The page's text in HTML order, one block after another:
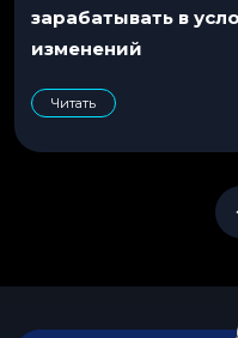
зарабатывать в
изменений
Читать